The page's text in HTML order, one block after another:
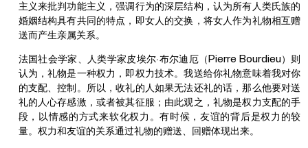
主义来批判功能主义，强调行为的深层结构，认为所有人类氏族的
婚姻结构具有共同的特点，即女人的交换，将女人作为礼物相互赠
送而产生亲属关系。
法国社会学家、人类学家皮埃尔·布尔迪厄（Pierre Bourdieu）则
认为，礼物是一种权力，即权力技术。我送给你礼物意味着我对你
的支配、控制。所以，收礼的人如果无法还礼的话，那么他要对送
礼的人心存感激，或者被其征服；由此观之，礼物是权力支配的手
段，以情感的方式来软化权力。有时候，友谊的背后是权力的较
量。权力和友谊的关系通过礼物的赠送、回赠体现出来。